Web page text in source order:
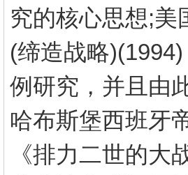
究的核心思想;美
(缔造战略)(1994)
例研究，并且由
哈布斯堡西班牙
《排力二世的大